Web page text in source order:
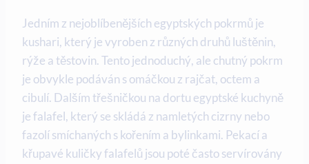
Jedním z nejoblíbenějších egyptských pokrmů je
kushari, který je vyroben z různých druhů luštěnin,
rýže a těstovin. Tento jednoduchý, ale chutný pokrm
je obvykle podáván s omáčkou z rajčat, octem a
cibulí. Dalším třešničkou na dortu egyptské kuchyně
je falafel, který se skládá z namletých cizrny nebo
fazolí smíchaných s kořením a bylinkami. Pekací a
křupavé kuličky falafelů jsou poté často servírovány